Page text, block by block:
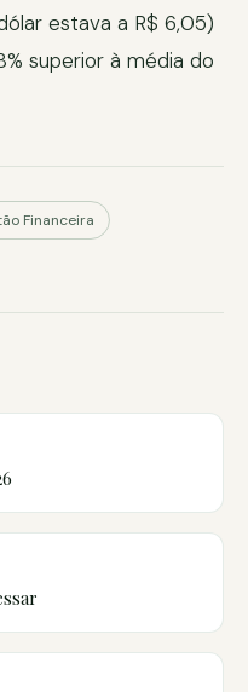
estava a R$ 6,05)
superior à média do
Financeira